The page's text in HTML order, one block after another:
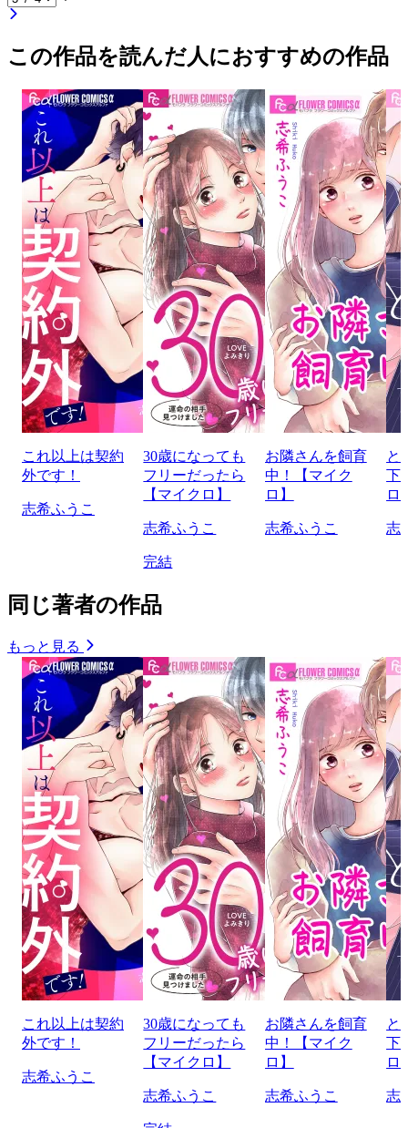
この作品を読んだ人におすすめの作品
これ以上は契約
外です！
志希ふうこ
30歳になっても
フリーだったら
【マイクロ】
志希ふうこ
完結
お隣さんを飼育
中！【マイク
ロ】
志希ふうこ
と
下
ロ
志
同じ著者の作品
もっと見る
これ以上は契約
外です！
志希ふうこ
30歳になっても
フリーだったら
【マイクロ】
志希ふうこ
お隣さんを飼育
中！【マイク
ロ】
志希ふうこ
と
下
ロ
志